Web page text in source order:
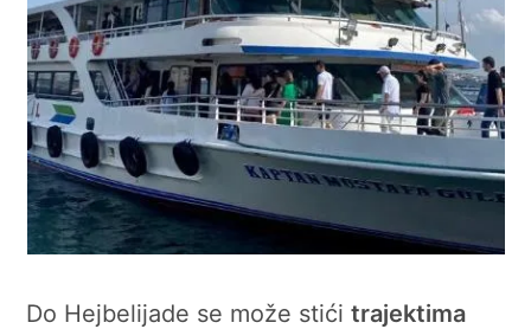
Do Hejbelijade se može stićitrajektima